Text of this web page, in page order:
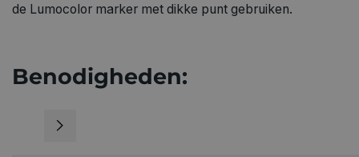
de Lumocolor marker met dikke punt gebruiken.
Benodigheden: